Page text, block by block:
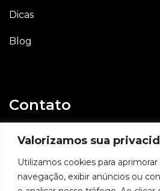
Valorizamos sua
Utilizamos cookies para
navegação, exibir anúncios ou
Dicas
Blog
Contato
E-mail